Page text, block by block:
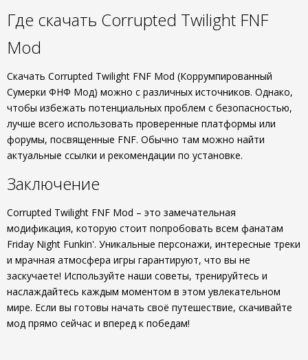
Где скачать Corrupted Twilight FNF
Mod
Скачать Corrupted Twilight FNF Mod (Коррумпированный
Сумерки ФНФ Мод) можно с различных источников. Однако,
чтобы избежать потенциальных проблем с безопасностью,
лучше всего использовать проверенные платформы или
форумы, посвященные FNF. Обычно там можно найти
актуальные ссылки и рекомендации по установке.
Заключение
Corrupted Twilight FNF Mod – это замечательная
модификация, которую стоит попробовать всем фанатам
Friday Night Funkin'. Уникальные персонажи, интересные треки
и мрачная атмосфера игры гарантируют, что вы не
заскучаете! Используйте наши советы, тренируйтесь и
наслаждайтесь каждым моментом в этом увлекательном
мире. Если вы готовы начать своё путешествие, скачивайте
мод прямо сейчас и вперед к победам!